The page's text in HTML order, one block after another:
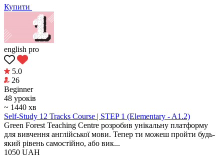
Купити
english pro
5.0
26
Beginner
48 уроків
~ 1440 хв
Self-Study 12 Tracks Course | STEP 1 (Elementary - A1.2)
Green Forest Teaching Centre розробив унікальну платформу
для вивчення англійської мови. Тепер ти можеш пройти будь-
який рівень самостійно, або вик...
1050 UAH